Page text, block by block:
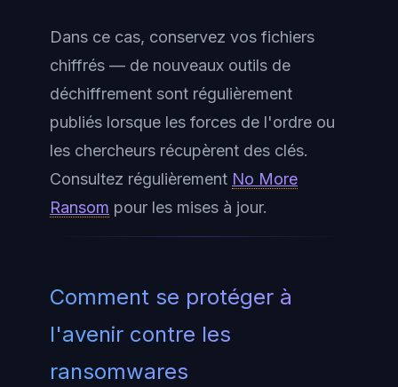
Dans ce cas, conservez vos fichiers
chiffrés — de nouveaux outils de
déchiffrement sont régulièrement
publiés lorsque les forces de l'ordre ou
les chercheurs récupèrent des clés.
Consultez régulièrement No More
Ransom pour les mises à jour.
Comment se protéger à
l'avenir contre les
ransomwares